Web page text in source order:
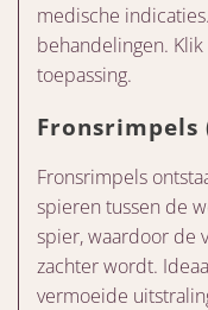
medische
behandelingen.
toepassing.
Fronsrimpels
Fronsrimpels
spieren tussen de
spier, waardoor de
zachter wordt.
vermoeide